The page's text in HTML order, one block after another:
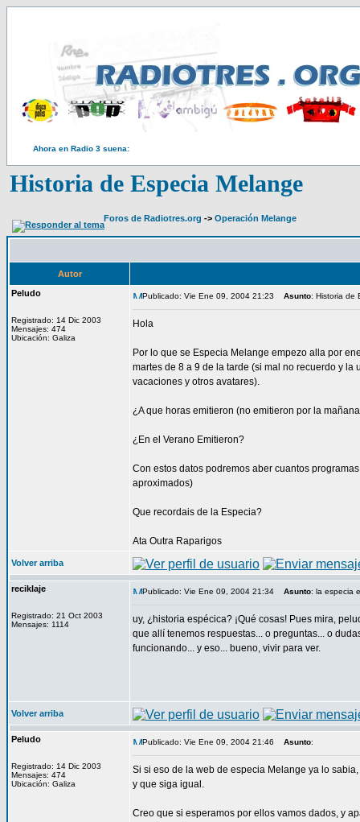
Ahora en Radio 3 suena:
Historia de Especia Melange
Foros de Radiotres.org -> Operación Melange
Autor
Peludo
Registrado: 14 Dic 2003
Mensajes: 474
Ubicación: Galiza
Publicado: Vie Ene 09, 2004 21:23 Asunto: Historia de
Hola
Por lo que se Especia Melange empezo alla por
martes de 8 a 9 de la tarde (si mal no recuerdo y
vacaciones y otros avatares).
¿A que horas emitieron (no emitieron por la
¿En el Verano Emitieron?
Con estos datos podremos aber cuantos
aproximados)
Que recordais de la Especia?
Ata Outra Raparigos
Volver arriba
reciklaje
Registrado: 21 Oct 2003
Mensajes: 1114
Publicado: Vie Ene 09, 2004 21:34 Asunto: la especia
uy, ¿historia espécica? ¡Qué cosas! Pues mira,
que allí tenemos respuestas... o preguntas... o
funcionando... y eso... bueno, vivir para ver.
Volver arriba
Peludo
Registrado: 14 Dic 2003
Mensajes: 474
Ubicación: Galiza
Publicado: Vie Ene 09, 2004 21:46 Asunto:
Si si eso de la web de especia Melange ya lo
y que siga igual.
Creo que si esperamos por ellos vamos dados, y